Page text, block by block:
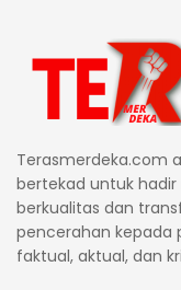
Terasmerdeka.com
bertekad untuk
berkualitas dan
pencerahan kepada
faktual, aktual, dan